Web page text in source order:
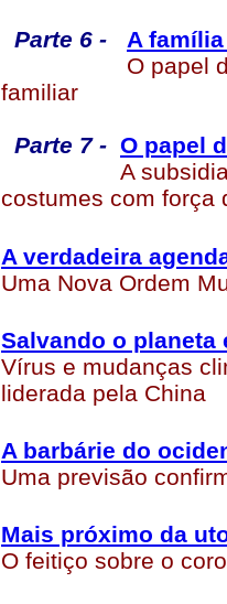
Parte 6 -
A
O papel
familiar
Parte 7 - O papel
A
costumes com força
A verdadeira
Uma Nova Ordem
Salvando o planeta
Vírus e mudanças
liderada pela China
A barbárie do
Uma previsão
Mais próximo da
O feitiço sobre o